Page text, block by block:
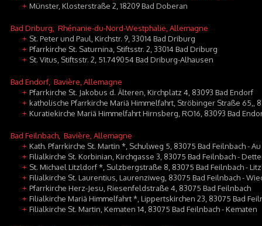
+ Münster, Klosterstraße 2, 18209 Bad Doberan
Bad Driburg , Rhénanie-du-Nord-Westphalie, Allemagne
+ St. Peter und Paul, Kirchstr. 9, 33014 Bad Driburg
+ Pfarrkirche St. Saturnina, Stiftsstr. 2, 33014 Bad Driburg
+ St. Vitus, Stiftsstr. 2, 51.749054 Bad Driburg-Alhausen
Bad Endorf , Bavière, Allemagne
+ Pfarrkirche St. Jakobus d. Älteren, Kirchplatz 4, 83093 Bad Endorf
+ katholische Pfarrkirche Mariä Himmelfahrt, Ströbinger Straße 65,,
+ Kuratiekirche Mariä Himmelfahrt Hirnsberg, RO16, 83093 Bad
Bad Feilnbach , Bavière, Allemagne
+ Kath. Pfarrkirche St. Martin *, Schulweg 5, 83075 Bad Feilnbach - Au
+ Filialkirche St. Korbinian, Kirchgasse 3, 83075 Bad Feilnbach -
+ St. Michael Litzldorf *, Sulzbergstraße 8, 83075 Bad Feilnbach -
+ Filialkirche St. Laurentius, Laurenziweg, 83075 Bad Feilnbach -
+ Pfarrkirche Herz-Jesu, Riesenfeldstraße 4, 83075 Bad Feilnbach
+ Filialkirche Mariä Himmelfahrt *, Lippertskirchen 23, 83075 Bad
+ Filialkirche St. Martin, Kematen 14, 83075 Bad Feilnbach - Kematen